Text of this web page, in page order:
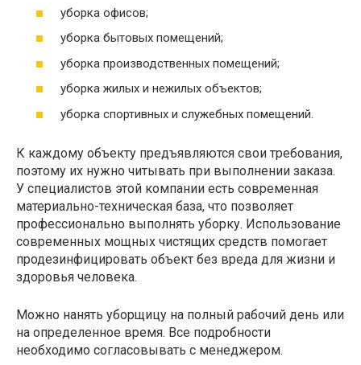
уборка офисов;
уборка бытовых помещений;
уборка производственных помещений;
уборка жилых и нежилых объектов;
уборка спортивных и служебных помещений.
К каждому объекту предъявляются свои требования,
поэтому их нужно читывать при выполнении заказа.
У специалистов этой компании есть современная
материально-техническая база, что позволяет
профессионально выполнять уборку. Использование
современных мощных чистящих средств помогает
продезинфицировать объект без вреда для жизни и
здоровья человека.
Можно нанять уборщицу на полный рабочий день или
на определенное время. Все подробности
необходимо согласовывать с менеджером.